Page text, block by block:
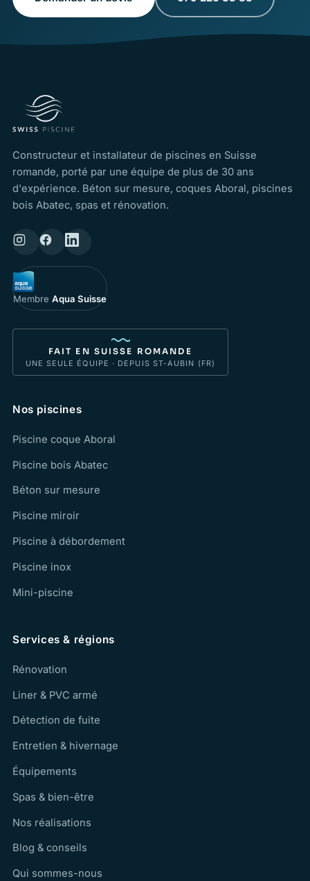
Constructeur et installateur de piscines en Suisse
romande, porté par une équipe de plus de 30 ans
d'expérience. Béton sur mesure, coques Aboral, piscines
bois Abatec, spas et rénovation.
Membre Aqua Suisse
FAIT EN SUISSE ROMANDE
UNE SEULE ÉQUIPE · DEPUIS ST-AUBIN (FR)
Nos piscines
Piscine coque Aboral
Piscine bois Abatec
Béton sur mesure
Piscine miroir
Piscine à débordement
Piscine inox
Mini-piscine
Services & régions
Rénovation
Liner & PVC armé
Détection de fuite
Entretien & hivernage
Équipements
Spas & bien-être
Nos réalisations
Blog & conseils
Qui sommes-nous